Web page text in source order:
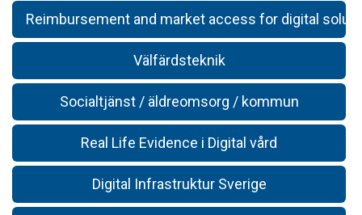
Reimbursement and market access for digital
Välfärdsteknik
Socialtjänst / äldreomsorg / kommun
Real Life Evidence i Digital vård
Digital Infrastruktur Sverige